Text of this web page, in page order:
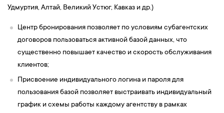
Удмуртия, Алтай, Великий Устюг, Кавказ и др.)
Центр бронирования позволяет по условиям субагентских
договоров пользоваться активной базой данных, что
существенно повышает качество и скорость обслуживания
клиентов;
Присвоение индивидуального логина и пароля для
пользования базой позволяет выстраивать индивидуальный
график и схемы работы каждому агентству в рамках